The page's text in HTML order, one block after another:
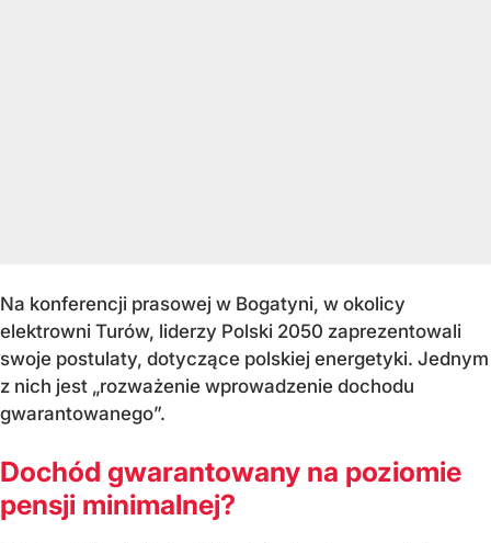
Na konferencji prasowej w Bogatyni, w okolicy
elektrowni Turów, liderzy Polski 2050 zaprezentowali
swoje postulaty, dotyczące polskiej energetyki. Jednym
z nich jest „rozważenie wprowadzenie dochodu
gwarantowanego”.
Dochód gwarantowany na poziomie
pensji minimalnej?